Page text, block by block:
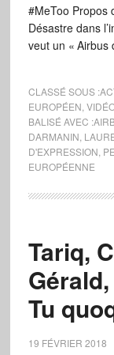
#MeToo Propos
Désastre dans
veut un «
CLASSÉ SOUS :
EUROPÉEN
BALISÉ AVEC :
DARMANIN
D'EXPRESSION
EUROPÉENNE
Tariq,
Tu
19 FÉVRIER 2018